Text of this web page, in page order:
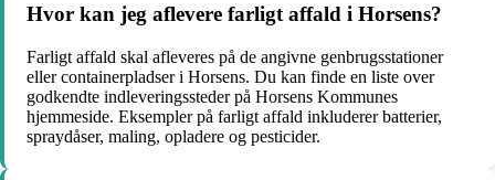
Hvor kan jeg aflevere farligt affald i Horsens?
Farligt affald skal afleveres på de angivne genbrugsstationer
eller containerpladser i Horsens. Du kan finde en liste over
godkendte indleveringssteder på Horsens Kommunes
hjemmeside. Eksempler på farligt affald inkluderer batterier,
spraydåser, maling, opladere og pesticider.